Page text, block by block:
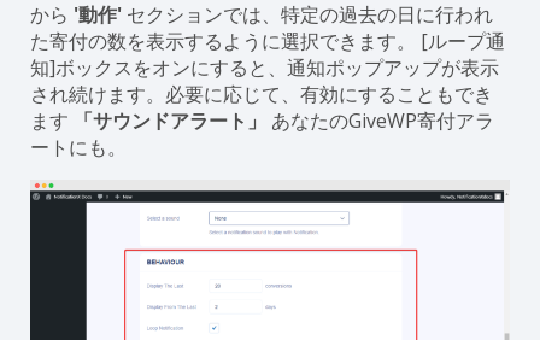
から '動作' セクションでは、特定の過去の日に行われ
た寄付の数を表示するように選択できます。 [ループ通
知]ボックスをオンにすると、通知ポップアップが表示
され続けます。必要に応じて、有効にすることもでき
ます 「サウンドアラート」
あなたのGiveWP寄付アラ
ートにも。